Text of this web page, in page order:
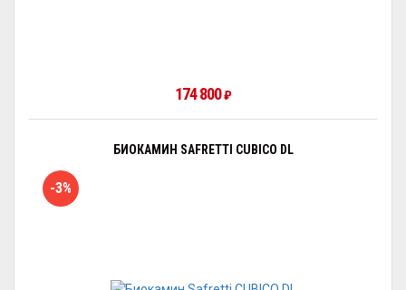
174 800₽
БИОКАМИН SAFRETTI CUBICO DL
-3%